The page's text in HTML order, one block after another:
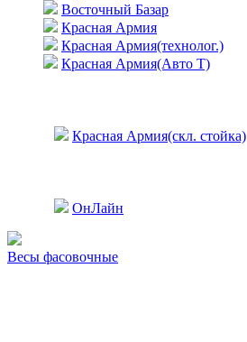
Восточный Базар
Красная Армия
Красная Армия(технолог.)
Красная Армия(Авто Т)
Красная Армия(скл. стойка)
ОнЛайн
Весы фасовочные